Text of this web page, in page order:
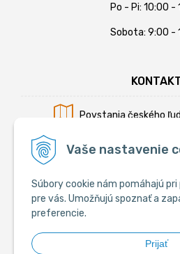
Vaše nastavenie
Súbory cookie nám pomáhajú
pre vás. Umožňujú spoznať a
preferencie.
Prijať
Po - Pi: 10:00 -
Sobota: 9:00 -
Povstania českého
Mobil:+421
E-mail: